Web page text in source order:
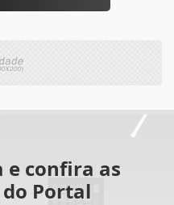
e confira as
Portal